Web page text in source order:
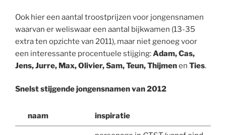
Ook hier een aantal troostprijzen voor jongensnamen
waarvan er weliswaar een aantal bijkwamen (13-35
extra ten opzichte van 2011), maar niet genoeg voor
een interessante procentuele stijging:Adam, Cas,
Jens, Jurre, Max, Olivier, Sam, Teun, Thijmenen Ties.
Snelst stijgende jongensnamen van 2012
naam inspiratie